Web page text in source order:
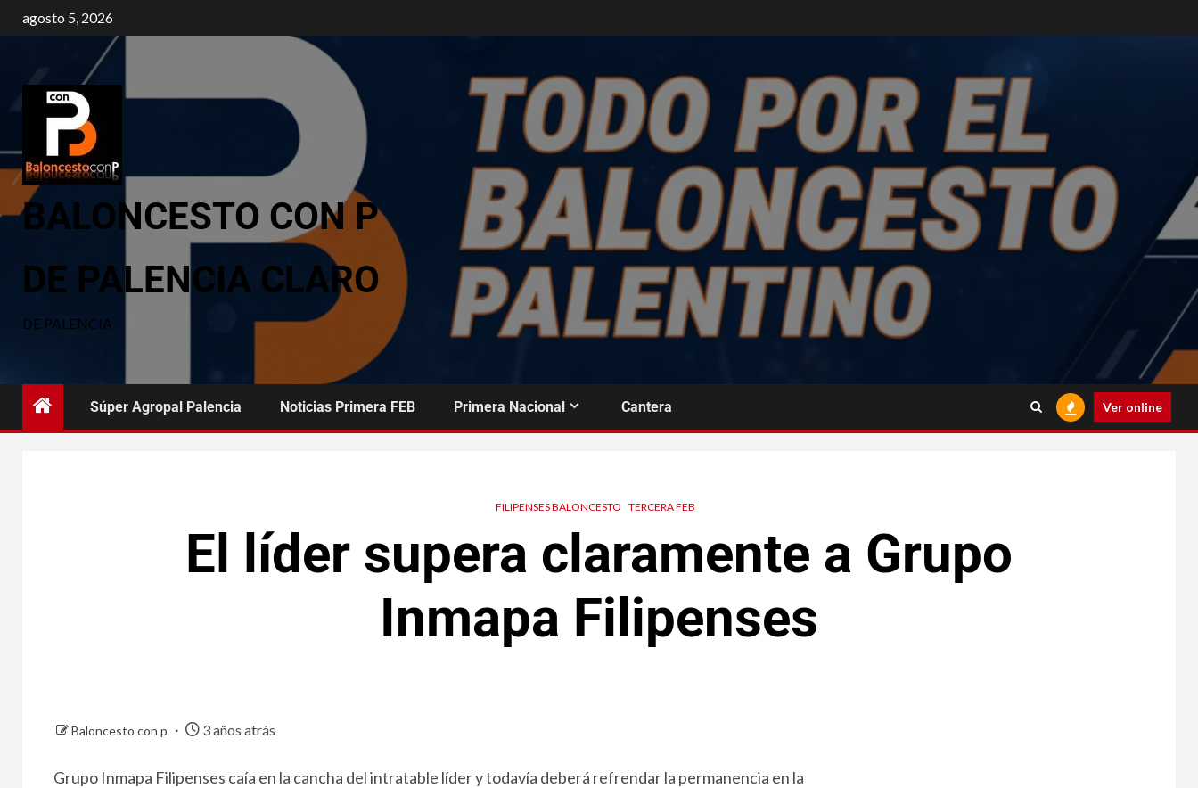
agosto 5, 2026
BALONCESTO CON P
DE PALENCIA CLARO
DE PALENCIA
Súper Agropal Palencia Noticias Primera FEB Primera Nacional Cantera Ver online
FILIPENSES BALONCESTO TERCERA FEB
El líder supera claramente a Grupo
Inmapa Filipenses
Baloncesto con p 3 años atrás
Grupo Inmapa Filipenses caía en la cancha del intratable líder y todavía deberá refrendar la permanencia en la